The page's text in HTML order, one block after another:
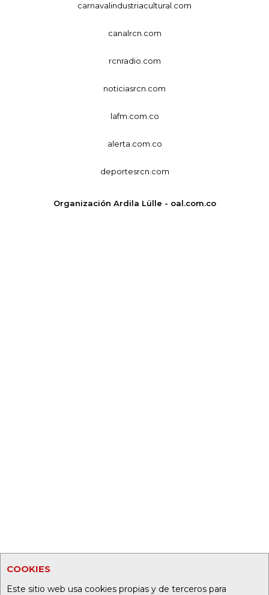
COOKIES
Este sitio web usa cookies propias y de terceros para
carnavalindustriacultural.com
canalrcn.com
rcnradio.com
noticiasrcn.com
lafm.com.co
alerta.com.co
deportesrcn.com
Organización Ardila Lülle - oal.com.co